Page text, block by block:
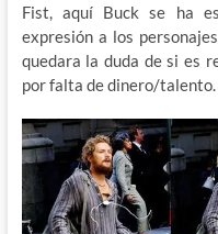
Fist, aquí Buck se ha
expresión a los
quedara la duda de si es
por falta de dinero/talento.